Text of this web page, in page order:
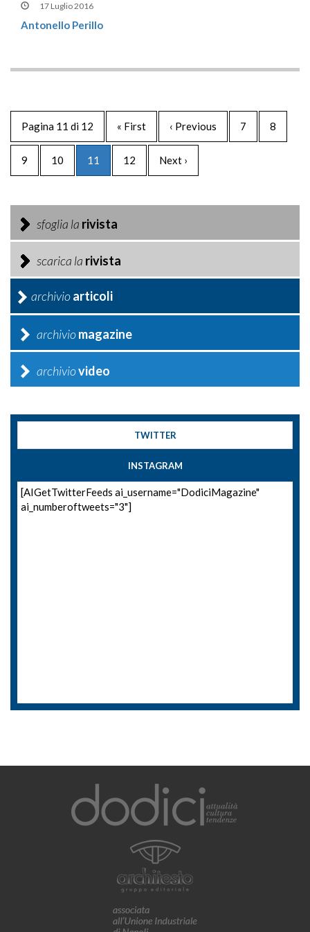
17 Luglio 2016
Antonello Perillo
Pagina 11 di 12 « First ‹ Previous 7 8
9 10 11 12 Next ›
sfoglia la rivista
scarica la rivista
archivioarticoli
archiviomagazine
archiviovideo
TWITTER
INSTAGRAM
[AIGetTwitterFeeds ai_username="DodiciMagazine"
ai_numberoftweets="3"]